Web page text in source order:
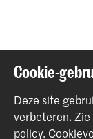
Nieuws
Cookie-
Deze site
verbeteren. Zie
policy.